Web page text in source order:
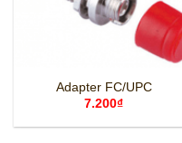
Adapter FC/UPC
7.200₫